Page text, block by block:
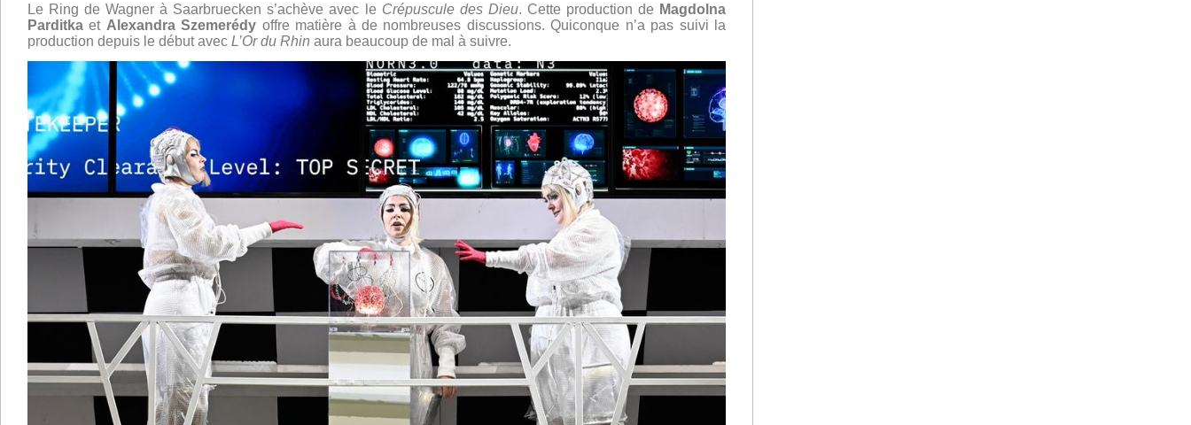
Le Ring de Wagner à Saarbruecken s’achève avec le Crépuscule des Dieu. Cette production de Magdolna
Parditka et Alexandra Szemerédy offre matière à de nombreuses discussions. Quiconque n’a pas suivi la
production depuis le début avec L’Or du Rhin aura beaucoup de mal à suivre.